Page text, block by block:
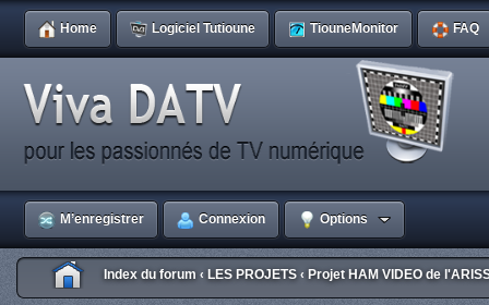
Home Logiciel Tutioune TiouneMonitor FAQ
M’enregistrer Connexion Options
Index du forum ‹ LES PROJETS ‹ Projet HAM VIDEO de